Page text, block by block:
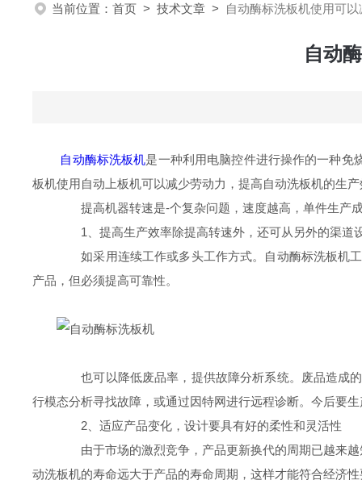
当前位置： 首页 > 技术文章 > 自动酶标洗板机使用可
自动
自动酶标洗板机是一种利用电脑控件进行操作的一种免
板机使用自动上板机可以减少劳动力，提高自动洗板机的生
提高机器转速是-个复杂问题，速度越高，单件生产成
1、提高生产效率除提高转速外，还可从另外的渠道
如采用连续工作或多头工作方式。自动酶标洗板机工
产品，但必须提高可靠性。
也可以降低废品率，提供故障分析系统。废品造成的
行模态分析寻找故障，或通过因特网进行远程诊断。今后要
2、适应产品变化，设计要具有好的柔性和灵活性
由于市场的激烈竞争，产品更新换代的周期已越来越
动洗板机的寿命远大于产品的寿命周期，这样才能符合经济